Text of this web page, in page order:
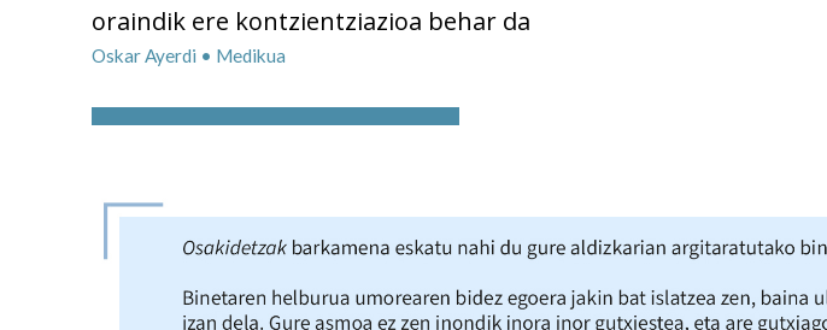
oraindik ere kontzientziazioa behar da
Oskar Ayerdi • Medikua